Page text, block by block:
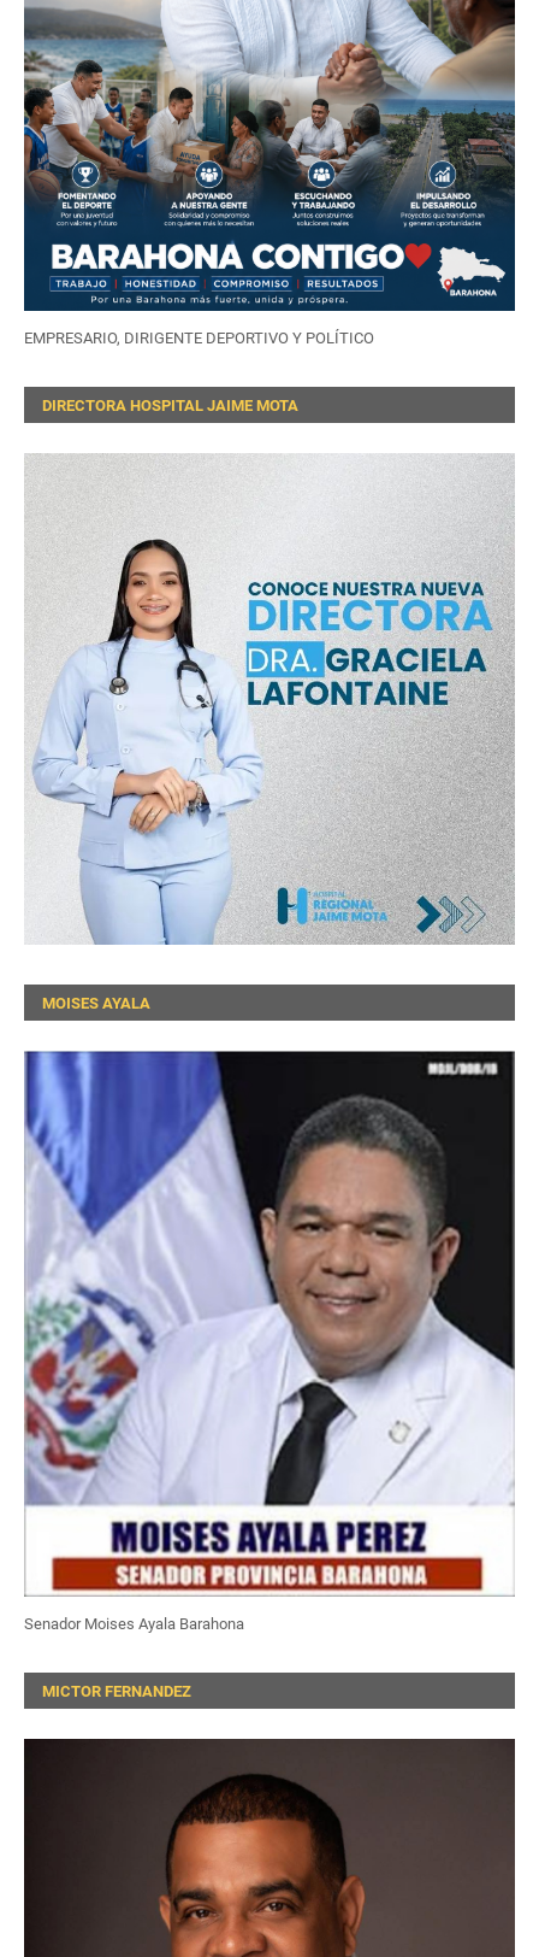
EMPRESARIO, DIRIGENTE DEPORTIVO Y POLÍTICO
DIRECTORA HOSPITAL JAIME MOTA
MOISES AYALA
Senador Moises Ayala Barahona
MICTOR FERNANDEZ